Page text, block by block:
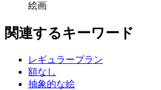
絵画
関連するキーワード
レギュラープラン
額なし
抽象的な絵